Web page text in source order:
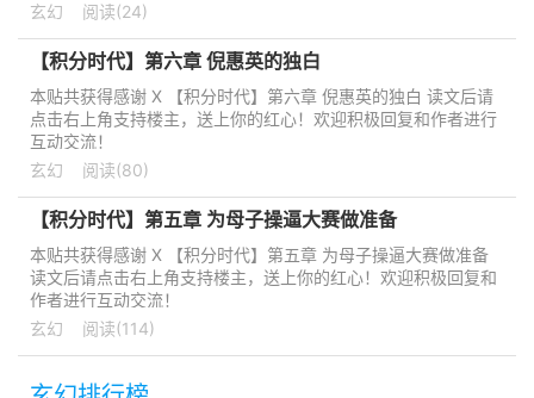
玄幻
阅读(24)
【积分时代】第六章 倪惠英的独白
本贴共获得感谢 X 【积分时代】第六章 倪惠英的独白 读文后请
点击右上角支持楼主，送上你的红心！欢迎积极回复和作者进行
互动交流！
玄幻
阅读(80)
【积分时代】第五章 为母子操逼大赛做准备
本贴共获得感谢 X 【积分时代】第五章 为母子操逼大赛做准备
读文后请点击右上角支持楼主，送上你的红心！欢迎积极回复和
作者进行互动交流！
玄幻
阅读(114)